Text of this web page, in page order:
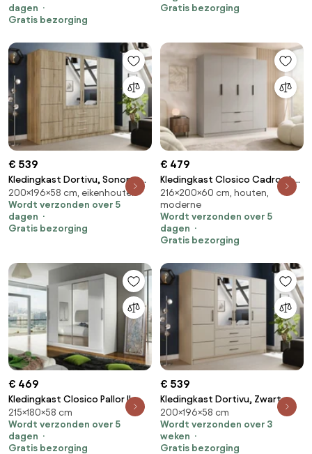
dagen
Gratis bezorging
Gratis bezorging
€ 539
Kledingkast Dortivu, Sonoma
eik, Zilver, 200x196x58cm, 174
kg, Kledingkast deuren: Met
scharnieren
200×196×58 cm, eikenhouten
Wordt verzonden over 5
dagen
Gratis bezorging
€ 479
Kledingkast Closico Cadron I,
Kasjmier, Zwart,
216x200x60cm, 203 kg,
Kledingkast deuren: Met
scharnieren
216×200×60 cm, houten,
moderne
Wordt verzonden over 5
dagen
Gratis bezorging
€ 469
Kledingkast Closico Pallor II,
Wit, 215x180x58cm, 147 kg,
Kledingkast deuren: Schuivend,
Aantal planken: 5, Aantal
215×180×58 cm
Wordt verzonden over 5
dagen
Gratis bezorging
€ 539
Kledingkast Dortivu, Zwart,
Kasjmier, 200x196x58cm, 174
kg, Kledingkast deuren: Met
scharnieren
200×196×58 cm
Wordt verzonden over 3
weken
Gratis bezorging